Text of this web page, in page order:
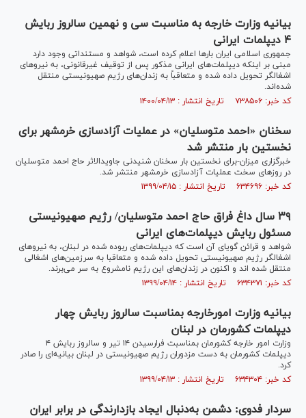
بیانیه وزارت خارجه به مناسبت سی و نهمین سالروز ربایش
۴ دیپلمات ایرانی
جمهوری اسلامی ایران بار‌ها اعلام کرده است، شواهد و مستنداتی وجود دارد
مبنی بر اینکه دیپلمات‌های ایرانی مذکور پس از توقیف غیرقانونی، به نیرو‌های
اشغالگر تحویل داده شده و متعاقباً به زندان‌های رژیم صهیونیستی منتقل
شده‌اند.
کد خبر: ۷۳۸۵۰۶ تاریخ انتشار : ۱۴۰۰/۰۴/۱۳
سخنان «احمد متوسلیان» در عملیات آزادسازی خرمشهر برای
نخستین بار منتشر شد
خبرگزاری میزان-برای نخستین بار سخنان شنیدنی جاویدالاثر حاج احمد متوسلیان
در روزهای سخت عملیات آزادسازی خرمشهر منتشر شد.
کد خبر: ۶۳۴۶۹۶ تاریخ انتشار : ۱۳۹۹/۰۴/۱۵
۳۹ سال داغ فراق حاج احمد متوسلیان/ رژیم صهیونیستی
مسئول ربایش دیپلمات‌های ایرانی
شواهد و قرائن گویای آن است که دیپلمات‌های ربوده شده در لبنان، به نیرو‌های
اشغالگر رژیم صهیونیستی تحویل داده شده و متعاقبا به سرزمین‌های اشغالی
منتقل شده اند و اکنون در زندان‌های این رژیم نامشروع به سر می‌برند.
کد خبر: ۶۳۴۳۷۱ تاریخ انتشار : ۱۳۹۹/۰۴/۱۴
بیانیه وزارت امورخارجه بمناسبت سالروز ربایش چهار
دیپلمات کشورمان در لبنان
وزارت امور خارجه کشورمان بمناسبت فرارسیدن ۱۴ تیر و سالروز ربایش ۴
دیپلمات کشورمان به دست مزدوران رژیم صهیونیستی در لبنان بیانیه‌ای را صادر
کرد.
کد خبر: ۶۳۴۳۰۴ تاریخ انتشار : ۱۳۹۹/۰۴/۱۳
سردار فدوی: دشمن به‌دنبال ایجاد بازدارندگی در برابر ایران